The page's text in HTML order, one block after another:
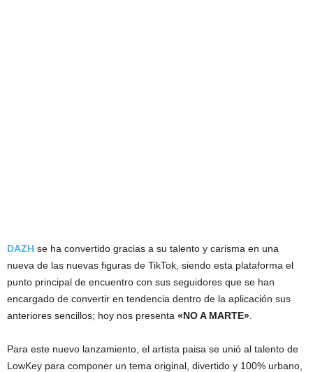
DAZH se ha convertido gracias a su talento y carisma en una
nueva de las nuevas figuras de TikTok, siendo esta plataforma el
punto principal de encuentro con sus seguidores que se han
encargado de convertir en tendencia dentro de la aplicación sus
anteriores sencillos; hoy nos presenta «NO A MARTE»
Para este nuevo lanzamiento, el artista paisa se unió al talento de
LowKey para componer un tema original, divertido y 100% urbano,